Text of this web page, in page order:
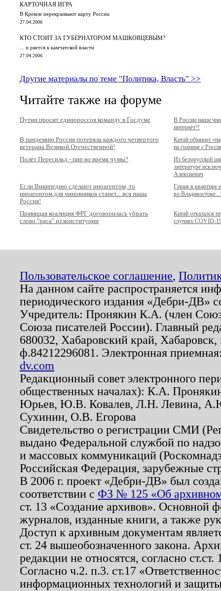
КАРТОЧНАЯ ИГРА
В Кремле перекраивают карту России
27.04.2006
КТО СТОИТ ЗА ГУБЕРНАТОРОМ МАШКОВЦЕВЫМ?
... и рвется к камчатской власти
27.04.2006
Другие материалы по теме "Политика, Власть" >>
Читайте также на форуме
Путин просит единороссов команду в Госдуме
В России наши
интернет?!
В пандемию Россия потеряла каждого четвертого
ветерана Великой Отечественной!
Китай объявил
на границе с
Полёт Пересильд - пир во время чумы?
Из белорусской
литературе
Алексиевич
Если Википедию сделают иноагентом, то
иноагентом для чиновников станет... вся наша
Россия!
Гараж в
во
Правящая коалиция ФРГ договорилась убрать
слово "раса" из конституции
Китай отказался
случаях COVID-
Пользовательское соглашение,
На данном сайте распространяется
периодического издания «Дебри-ДВ»
Учредитель: Пронякин К.А. (член
Союза писателей России). Главный
680032, Хабаровский край,
ф.84212296081. Электронная
dv.com
Редакционный совет электронного
общественных началах): К.А.
Юрьев, Ю.В. Ковалев, Л.Н. Левина,
Сухинин, О.В. Егорова
Свидетельство о регистрации СМИ
выдано Федеральной службой по
и массовых коммуникаций
Российская Федерация, зарубежные
В 2006 г. проект «Дебри-ДВ» был
соответствии с ФЗ № 125 «Об
ст. 13 «Создание архивов». Основной
журналов, изданные книги, а также
Доступ к архивным документам
ст. 24 вышеобозначенного закона.
редакции не относятся, согласно
Согласно ч.2. п.3. ст.17
информационных технологий и